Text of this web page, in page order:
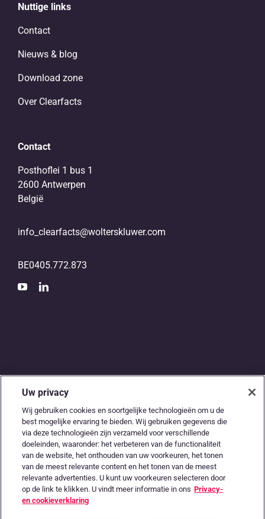
Nuttige links
Contact
Nieuws & blog
Download zone
Over Clearfacts
Contact
Posthoflei 1 bus 1
2600 Antwerpen
België
info_clearfacts@wolterskluwer.com
BE0405.772.873
De digitale snelweg
tussen
accountants en
ondernemers
Uw privacy
Wij gebruiken cookies en soortgelijke technologieën om u de
best mogelijke ervaring te bieden. Wij gebruiken gegevens die
via deze technologieën zijn verzameld voor verschillende
doeleinden, waaronder: het verbeteren van de functionaliteit
van de website, het onthouden van uw voorkeuren, het tonen
van de meest relevante content en het tonen van de meest
relevante advertenties. U kunt uw voorkeuren selecteren door
op de link te klikken. U vindt meer informatie in ons Privacy-
en cookieverklaring